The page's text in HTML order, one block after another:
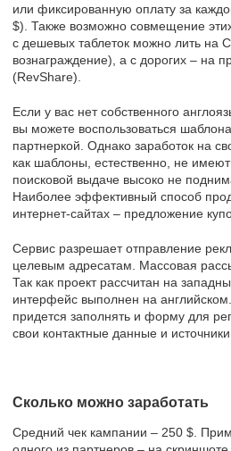
или фиксированную оплату за
$). Также возможно совмещение
с дешевых таблеток можно лить на
вознаграждение), а с дорогих – на
(RevShare).
Если у вас нет собственного
вы можете воспользоваться
партнеркой. Однако заработок на
как шаблоны, естественно, не имеют
поисковой выдаче высоко не
Наиболее эффективный способ
интернет-сайтах – предложение
Сервис разрешает отправление
целевым адресатам. Массовая
Так как проект рассчитан на
интерфейс выполнен на
придется заполнять и форму для
свои контактные данные и
Сколько можно заработать
Средний чек кампании – 250 $.